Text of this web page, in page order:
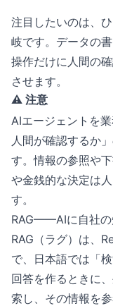
注目したいのは、
岐です。データの
操作だけに人間の
させます。
⚠️ 注意
AIエージェントを
人間が確認するか
す。情報の参照や
や金銭的な決定は
す。
RAG——AIに自社の
RAG（ラグ）は、
で、日本語では「
回答を作るときに
索し、その情報を